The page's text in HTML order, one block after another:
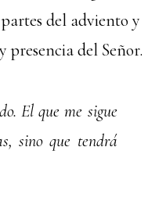
del adviento y
presencia del Señor.
El que me sigue
sino que tendrá